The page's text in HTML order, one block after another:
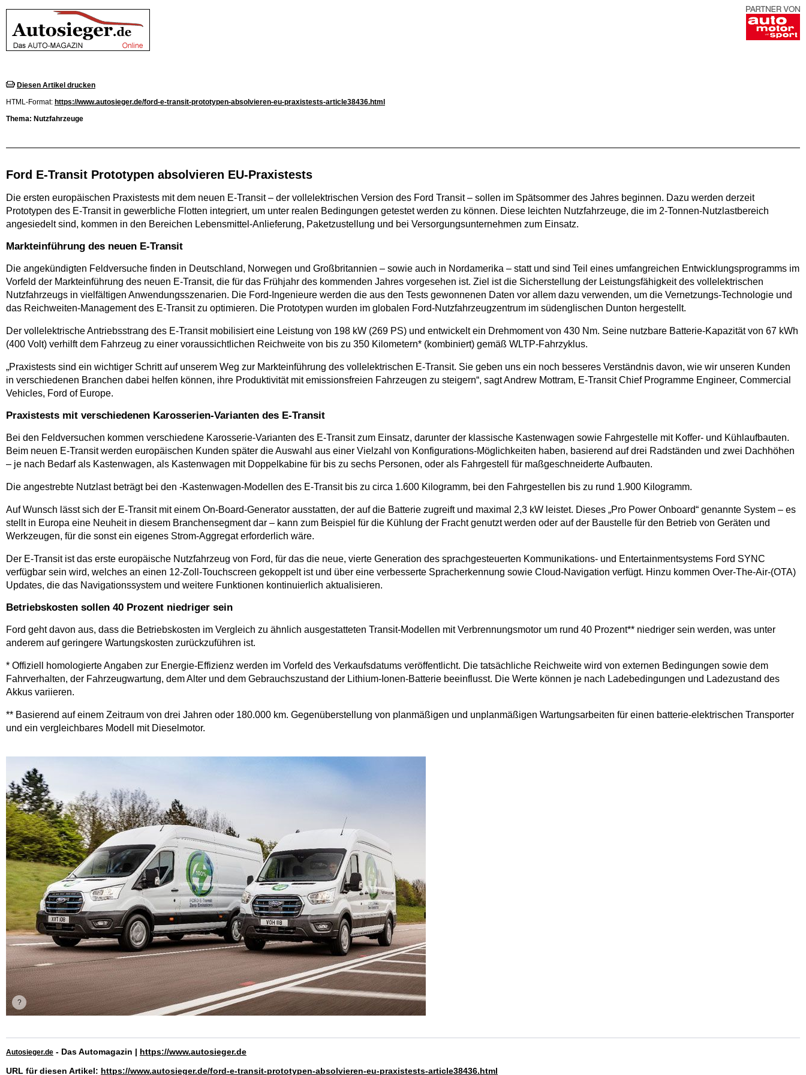
Diesen Artikel drucken
HTML-Format: https://www.autosieger.de/ford-e-transit-prototypen-absolvieren-eu-praxistests-article38436.html
Thema: Nutzfahrzeuge
Ford E-Transit Prototypen absolvieren EU-Praxistests
Die ersten europäischen Praxistests mit dem neuen E-Transit – der vollelektrischen Version des Ford Transit – sollen im Spätsommer des Jahres beginnen. Dazu werden derzeit
Prototypen des E-Transit in gewerbliche Flotten integriert, um unter realen Bedingungen getestet werden zu können. Diese leichten Nutzfahrzeuge, die im 2-Tonnen-Nutzlastbereich
angesiedelt sind, kommen in den Bereichen Lebensmittel-Anlieferung, Paketzustellung und bei Versorgungsunternehmen zum Einsatz.
Markteinführung des neuen E-Transit
Die angekündigten Feldversuche finden in Deutschland, Norwegen und Großbritannien – sowie auch in Nordamerika – statt und sind Teil eines umfangreichen Entwicklungsprogramms im
Vorfeld der Markteinführung des neuen E-Transit, die für das Frühjahr des kommenden Jahres vorgesehen ist. Ziel ist die Sicherstellung der Leistungsfähigkeit des vollelektrischen
Nutzfahrzeugs in vielfältigen Anwendungsszenarien. Die Ford-Ingenieure werden die aus den Tests gewonnenen Daten vor allem dazu verwenden, um die Vernetzungs-Technologie und
das Reichweiten-Management des E-Transit zu optimieren. Die Prototypen wurden im globalen Ford-Nutzfahrzeugzentrum im südenglischen Dunton hergestellt.
Der vollelektrische Antriebsstrang des E-Transit mobilisiert eine Leistung von 198 kW (269 PS) und entwickelt ein Drehmoment von 430 Nm. Seine nutzbare Batterie-Kapazität von 67 kWh
(400 Volt) verhilft dem Fahrzeug zu einer voraussichtlichen Reichweite von bis zu 350 Kilometern* (kombiniert) gemäß WLTP-Fahrzyklus.
„Praxistests sind ein wichtiger Schritt auf unserem Weg zur Markteinführung des vollelektrischen E-Transit. Sie geben uns ein noch besseres Verständnis davon, wie wir unseren Kunden
in verschiedenen Branchen dabei helfen können, ihre Produktivität mit emissionsfreien Fahrzeugen zu steigern“, sagt Andrew Mottram, E-Transit Chief Programme Engineer, Commercial
Vehicles, Ford of Europe.
Praxistests mit verschiedenen Karosserien-Varianten des E-Transit
Bei den Feldversuchen kommen verschiedene Karosserie-Varianten des E-Transit zum Einsatz, darunter der klassische Kastenwagen sowie Fahrgestelle mit Koffer- und Kühlaufbauten.
Beim neuen E-Transit werden europäischen Kunden später die Auswahl aus einer Vielzahl von Konfigurations-Möglichkeiten haben, basierend auf drei Radständen und zwei Dachhöhen
– je nach Bedarf als Kastenwagen, als Kastenwagen mit Doppelkabine für bis zu sechs Personen, oder als Fahrgestell für maßgeschneiderte Aufbauten.
Die angestrebte Nutzlast beträgt bei den -Kastenwagen-Modellen des E-Transit bis zu circa 1.600 Kilogramm, bei den Fahrgestellen bis zu rund 1.900 Kilogramm.
Auf Wunsch lässt sich der E-Transit mit einem On-Board-Generator ausstatten, der auf die Batterie zugreift und maximal 2,3 kW leistet. Dieses „Pro Power Onboard“ genannte System – es
stellt in Europa eine Neuheit in diesem Branchensegment dar – kann zum Beispiel für die Kühlung der Fracht genutzt werden oder auf der Baustelle für den Betrieb von Geräten und
Werkzeugen, für die sonst ein eigenes Strom-Aggregat erforderlich wäre.
Der E-Transit ist das erste europäische Nutzfahrzeug von Ford, für das die neue, vierte Generation des sprachgesteuerten Kommunikations- und Entertainmentsystems Ford SYNC
verfügbar sein wird, welches an einen 12-Zoll-Touchscreen gekoppelt ist und über eine verbesserte Spracherkennung sowie Cloud-Navigation verfügt. Hinzu kommen Over-The-Air-(OTA)
Updates, die das Navigationssystem und weitere Funktionen kontinuierlich aktualisieren.
Betriebskosten sollen 40 Prozent niedriger sein
Ford geht davon aus, dass die Betriebskosten im Vergleich zu ähnlich ausgestatteten Transit-Modellen mit Verbrennungsmotor um rund 40 Prozent** niedriger sein werden, was unter
anderem auf geringere Wartungskosten zurückzuführen ist.
* Offiziell homologierte Angaben zur Energie-Effizienz werden im Vorfeld des Verkaufsdatums veröffentlicht. Die tatsächliche Reichweite wird von externen Bedingungen sowie dem
Fahrverhalten, der Fahrzeugwartung, dem Alter und dem Gebrauchszustand der Lithium-Ionen-Batterie beeinflusst. Die Werte können je nach Ladebedingungen und Ladezustand des
Akkus variieren.
** Basierend auf einem Zeitraum von drei Jahren oder 180.000 km. Gegenüberstellung von planmäßigen und unplanmäßigen Wartungsarbeiten für einen batterie-elektrischen Transporter
und ein vergleichbares Modell mit Dieselmotor.
Autosieger.de - Das Automagazin | https://www.autosieger.de
URL für diesen Artikel: https://www.autosieger.de/ford-e-transit-prototypen-absolvieren-eu-praxistests-article38436.html